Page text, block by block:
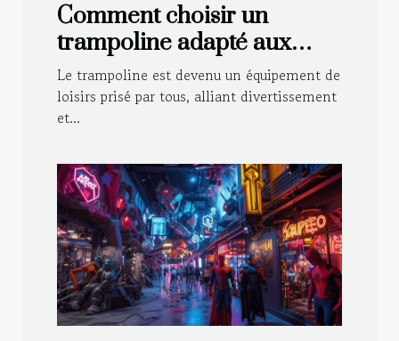
Comment choisir un
trampoline adapté aux
enfants et aux adultes
Le trampoline est devenu un équipement de
loisirs prisé par tous, alliant divertissement
et...